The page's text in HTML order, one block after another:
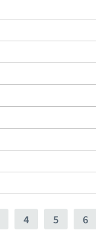
4 5 6